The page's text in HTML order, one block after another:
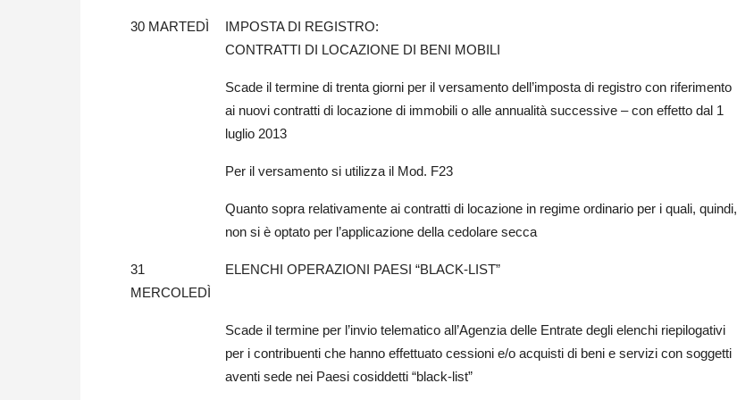
30 MARTEDÌ
IMPOSTA DI REGISTRO:
CONTRATTI DI LOCAZIONE DI BENI MOBILI
Scade il termine di trenta giorni per il versamento dell’imposta di registro con riferimento
ai nuovi contratti di locazione di immobili o alle annualità successive – con effetto dal 1
luglio 2013
Per il versamento si utilizza il Mod. F23
Quanto sopra relativamente ai contratti di locazione in regime ordinario per i quali, quindi,
non si è optato per l’applicazione della cedolare secca
31
MERCOLEDÌ
ELENCHI OPERAZIONI PAESI “BLACK-LIST”
Scade il termine per l’invio telematico all’Agenzia delle Entrate degli elenchi riepilogativi
per i contribuenti che hanno effettuato cessioni e/o acquisti di beni e servizi con soggetti
aventi sede nei Paesi cosiddetti “black-list”